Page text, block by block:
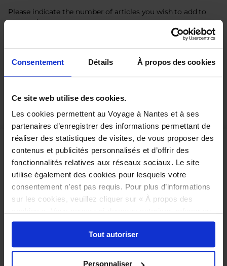
Consentement Détails À propos des cookies
Ce site web utilise des cookies.
Les cookies permettent au Voyage à Nantes et à ses
partenaires d’enregistrer des informations permettant de
réaliser des statistiques de visites, de vous proposer des
contenus et publicités personnalisés et d’offrir des
fonctionnalités relatives aux réseaux sociaux. Le site
utilise également des cookies pour lesquels votre
consentement n’est pas requis. Pour plus d’informations
sur les cookies, veuillez cliquer sur « À propos des
sélectionner les cookies selon les finalités via l'onglet
« Détails ». À tout moment, vous pouvez modifier votre
choix en cliquant sur le lien « Cookies » en bas des
Tout autoriser
Personnaliser
Please indicate the number of articles you wish to add to
your order.
Beau-livre de
38.50
You also might like
Indispensable Chevaliers
bretons et princes de
France
Laurence. Les Éditions du
Collection Les Indispensables,
See product details